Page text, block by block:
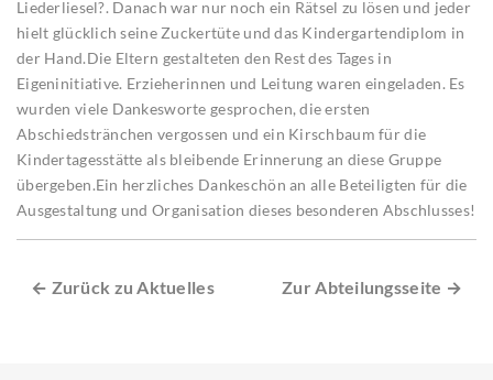
Liederliesel?. Danach war nur noch ein Rätsel zu lösen und jeder
hielt glücklich seine Zuckertüte und das Kindergartendiplom in
der Hand.Die Eltern gestalteten den Rest des Tages in
Eigeninitiative. Erzieherinnen und Leitung waren eingeladen. Es
wurden viele Dankesworte gesprochen, die ersten
Abschiedstränchen vergossen und ein Kirschbaum für die
Kindertagesstätte als bleibende Erinnerung an diese Gruppe
übergeben.Ein herzliches Dankeschön an alle Beteiligten für die
Ausgestaltung und Organisation dieses besonderen Abschlusses!
← Zurück zu Aktuelles Zur Abteilungsseite →